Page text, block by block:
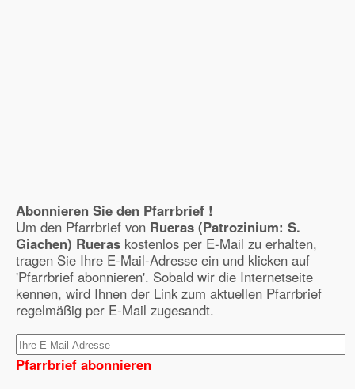
Abonnieren Sie den Pfarrbrief !
Um den Pfarrbrief von Rueras (Patrozinium: S.
Giachen) Rueras kostenlos per E-Mail zu erhalten,
tragen Sie Ihre E-Mail-Adresse ein und klicken auf
'Pfarrbrief abonnieren'. Sobald wir die Internetseite
kennen, wird Ihnen der Link zum aktuellen Pfarrbrief
regelmäßig per E-Mail zugesandt.
Pfarrbrief abonnieren